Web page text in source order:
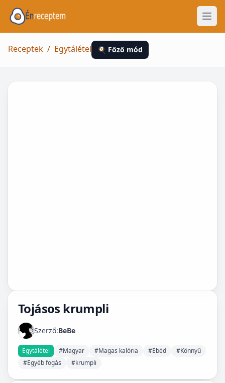
Receptek / Egytálétel 🍳 Főző mód
Tojásos krumpli
Szerző:BeBe
Egytálétel #Magyar #Magas kalória #Ebéd
#Könnyű
#Egyéb fogás
#krumpli